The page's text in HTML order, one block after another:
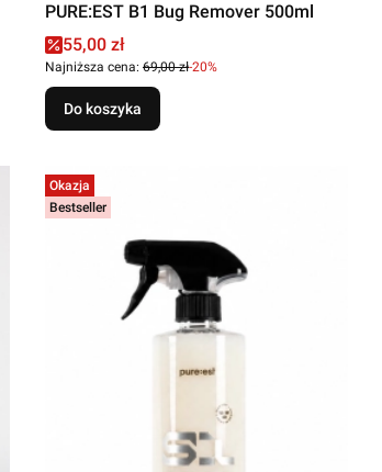
PURE:EST B1 Bug Remover 500ml
Cena promocyjna
55,00 zł
Najniższa cena: 69,00 zł-20%
Do koszyka
Okazja
Bestseller